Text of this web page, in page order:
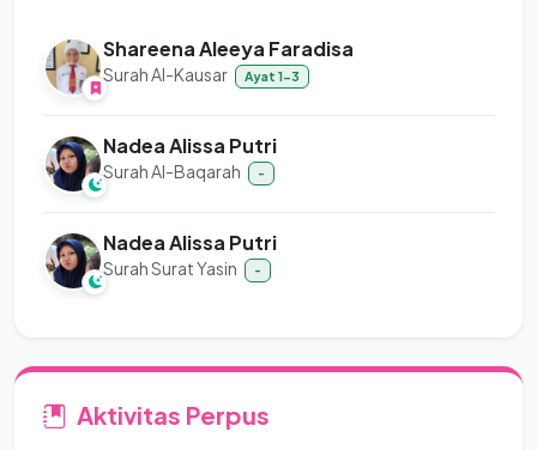
Shareena Aleeya Faradisa
Surah Al-Kausar Ayat 1-3
Nadea Alissa Putri
Surah Al-Baqarah -
Nadea Alissa Putri
Surah Surat Yasin -
Aktivitas Perpus